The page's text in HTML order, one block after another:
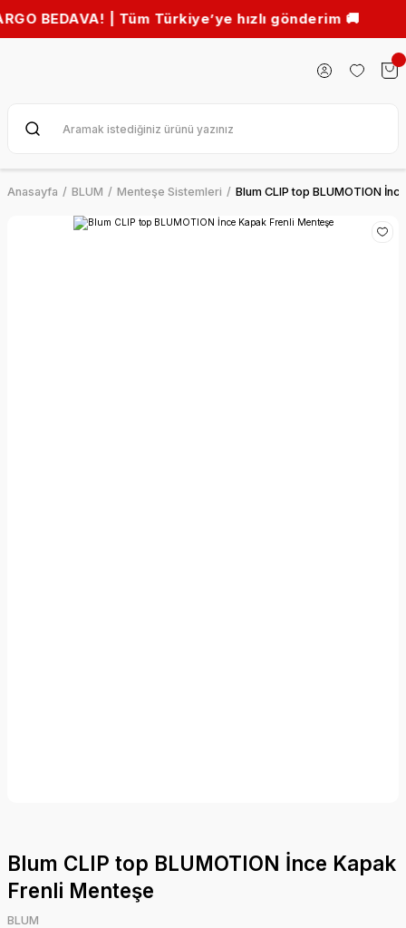
| Tüm Türkiye’ye hızlı gönderim 🚚
Anasayfa BLUM Menteşe Sistemleri Blum CLIP top BLUMOTION
Blum CLIP top BLUMOTION İnce Kapak
Frenli Menteşe
BLUM